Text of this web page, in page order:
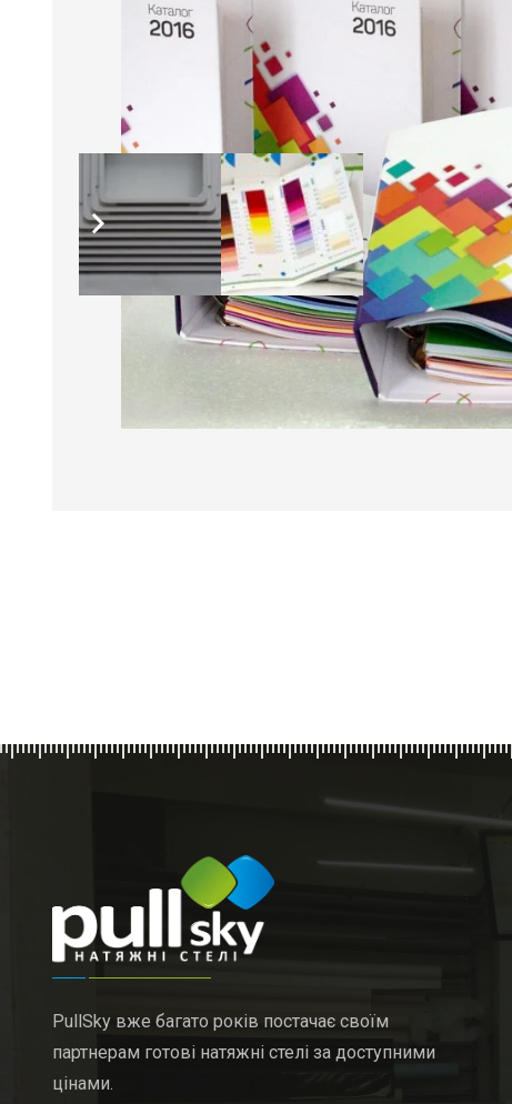
PullSky вже багато років постачає своїм
партнерам готові натяжні стелі за доступними
цінами.